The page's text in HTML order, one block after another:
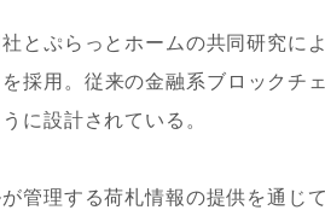
とぷらっとホームの共同研究に
採用。従来の金融系ブロックチ
に設計されている。
管理する荷札情報の提供を通じ